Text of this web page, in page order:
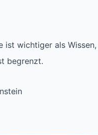
ist wichtiger als
begrenzt.